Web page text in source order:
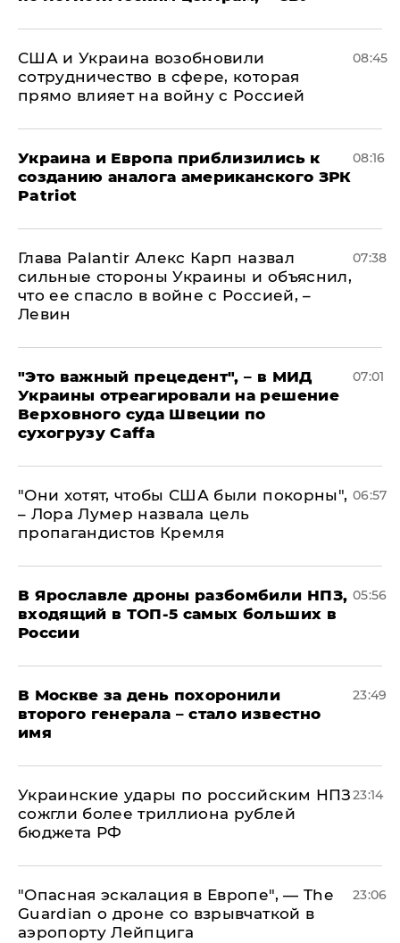
США и Украина возобновили
сотрудничество в сфере, которая
прямо влияет на войну с Россией
08:45
Украина и Европа приблизились к
созданию аналога американского ЗРК
Patriot
08:16
Глава Palantir Алекс Карп назвал
сильные стороны Украины и объяснил,
что ее спасло в войне с Россией, –
Левин
07:38
"Это важный прецедент", – в МИД
Украины отреагировали на решение
Верховного суда Швеции по
сухогрузу Caffa
07:01
"Они хотят, чтобы США были покорны",
– Лора Лумер назвала цель
пропагандистов Кремля
06:57
В Ярославле дроны разбомбили НПЗ,
входящий в ТОП-5 самых больших в
России
05:56
В Москве за день похоронили
второго генерала – стало известно
имя
23:49
Украинские удары по российским НПЗ
сожгли более триллиона рублей
бюджета РФ
23:14
"Опасная эскалация в Европе", — The
Guardian о дроне со взрывчаткой в
аэропорту Лейпцига
23:06